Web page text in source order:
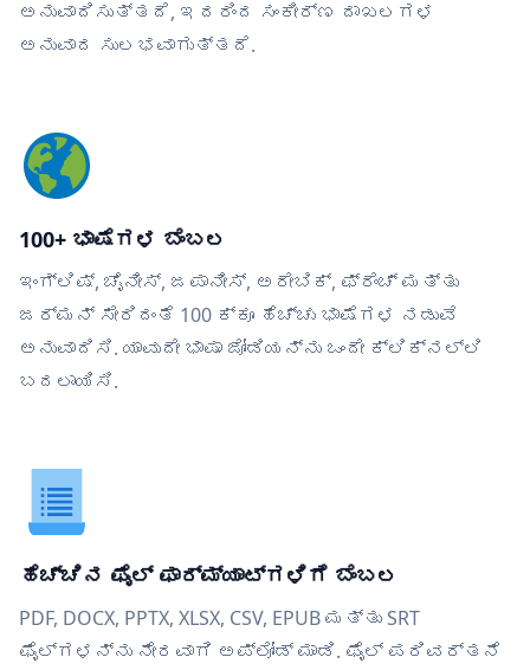
ಅನುವಾದಿಸುತ್ತದೆ, ಇದರಿಂದ ಸಂಕೀರ್ಣ ದಾಖಲಗಳ
ಅನುವಾದ ಸುಲಭವಾಗುತ್ತದೆ.
100+ ಭಾಷೆಗಳ ಬೆಂಬಲ
ಇಂಗ್ಲಿಷ್, ಚೈನೀಸ್, ಜಪಾನೀಸ್, ಅರೇಬಿಕ್, ಫ್ರೆಂಚ್ ಮತ್ತು
ಜರ್ಮನ್ ಸೇರಿದಂತೆ 100 ಕ್ಕೂ ಹೆಚ್ಚು ಭಾಷೆಗಳ ನಡುವೆ
ಅನುವಾದಿಸಿ. ಯಾವುದೇ ಭಾಷಾ ಜೋಡಿಯನ್ನು ಒಂದೇ ಕ್ಲಿಕ್‌ನಲ್ಲಿ
ಬದಲಾಯಿಸಿ.
ಹೆಚ್ಚಿನ ಫೈಲ್ ಫಾರ್ಮ್ಯಾಟ್‌ಗಳಿಗೆ ಬೆಂಬಲ
PDF, DOCX, PPTX, XLSX, CSV, EPUB ಮತ್ತು SRT
ಫೈಲ್‌ಗಳನ್ನು ನೇರವಾಗಿ ಅಪ್ಲೋಡ್ ಮಾಡಿ. ಫೈಲ್ ಪರಿವರ್ತನೆ